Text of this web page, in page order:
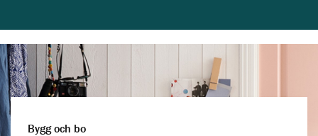
Bygg och bo